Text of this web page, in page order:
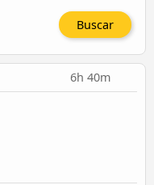
Buscar
6h 40m